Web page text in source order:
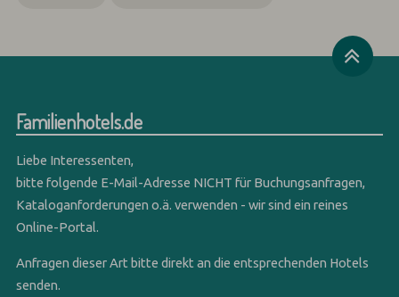
Familienhotels.de
Liebe Interessenten,
bitte folgende E-Mail-Adresse NICHT für Buchungsanfragen,
Kataloganforderungen o.ä. verwenden - wir sind ein reines
Online-Portal.
Anfragen dieser Art bitte direkt an die entsprechenden Hotels
senden.